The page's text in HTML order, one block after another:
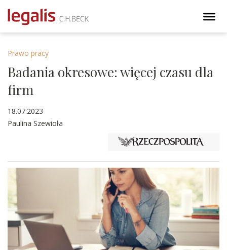
Prawo pracy
Badania okresowe: więcej czasu dla
firm
18.07.2023
Paulina Szewioła